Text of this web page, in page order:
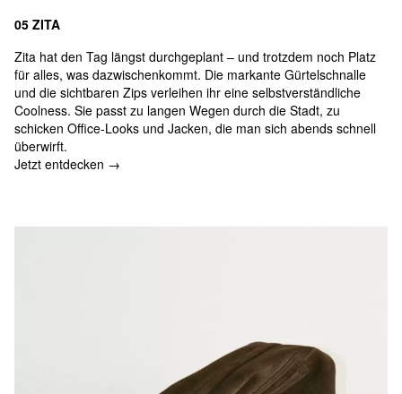
05 ZITA
Zita hat den Tag längst durchgeplant – und trotzdem noch Platz
für alles, was dazwischenkommt. Die markante Gürtelschnalle
und die sichtbaren Zips verleihen ihr eine selbstverständliche
Coolness. Sie passt zu langen Wegen durch die Stadt, zu
schicken Office-Looks und Jacken, die man sich abends schnell
überwirft.
Jetzt entdecken →